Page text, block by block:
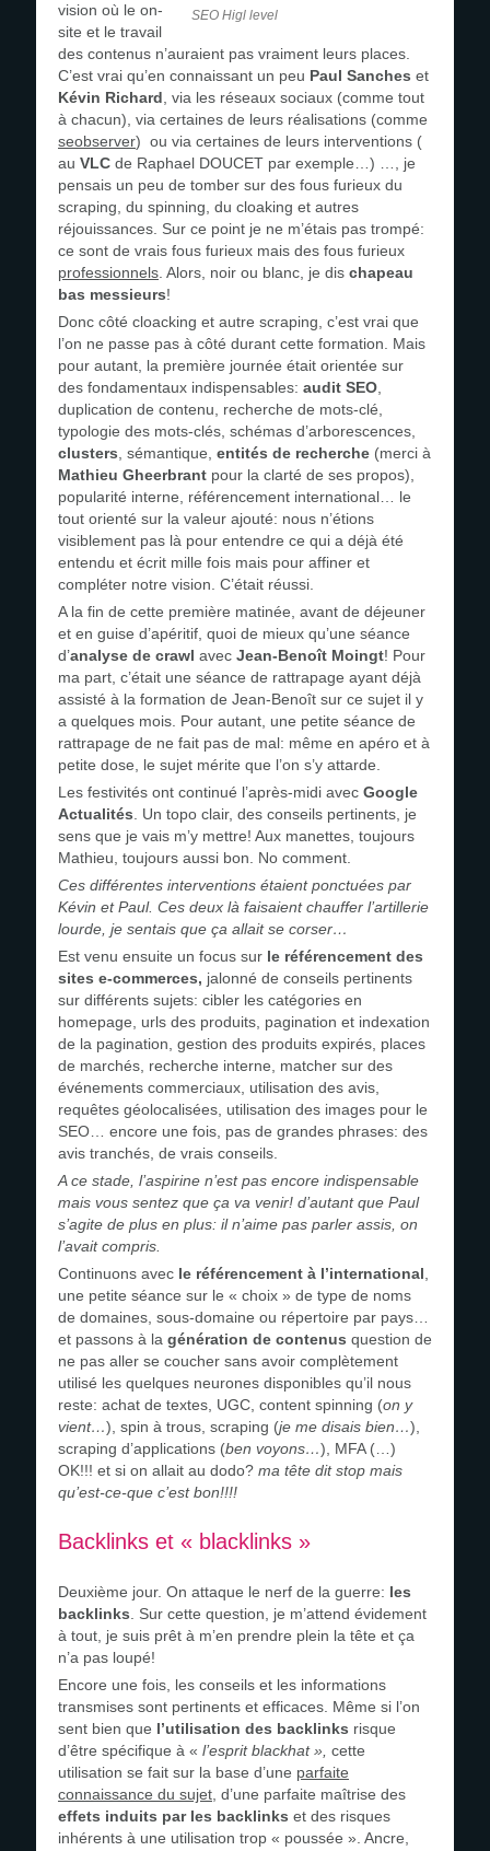
SEO Higl level
vision où le on-
site et le travail
des contenus n’auraient pas vraiment leurs places.
C’est vrai qu’en connaissant un peu Paul Sanches et
Kévin Richard , via les réseaux sociaux (comme tout
à chacun), via certaines de leurs réalisations (comme
seobserver) ou via certaines de leurs interventions (
au VLC de Raphael DOUCET par exemple…) …, je
pensais un peu de tomber sur des fous furieux du
scraping, du spinning, du cloaking et autres
réjouissances. Sur ce point je ne m’étais pas trompé:
ce sont de vrais fous furieux mais des fous furieux
professionnels . Alors, noir ou blanc, je dis chapeau
bas messieurs!
Donc côté cloacking et autre scraping, c’est vrai que
l’on ne passe pas à côté durant cette formation. Mais
pour autant, la première journée était orientée sur
des fondamentaux indispensables: audit SEO
duplication de contenu, recherche de mots-clé,
typologie des mots-clés, schémas d’arborescences,
clusters , sémantique, entités de recherche (merci à
Mathieu Gheerbrant pour la clarté de ses propos),
popularité interne, référencement international… le
tout orienté sur la valeur ajouté: nous n’étions
visiblement pas là pour entendre ce qui a déjà été
entendu et écrit mille fois mais pour affiner et
compléter notre vision. C’était réussi.
A la fin de cette première matinée, avant de déjeuner
et en guise d’apéritif, quoi de mieux qu’une séance
d’analyse de crawl avec Jean-Benoît Moingt! Pour
ma part, c’était une séance de rattrapage ayant déjà
assisté à la formation de Jean-Benoît sur ce sujet il y
a quelques mois. Pour autant, une petite séance de
rattrapage de ne fait pas de mal: même en apéro et à
petite dose, le sujet mérite que l’on s’y attarde.
Les festivités ont continué l’après-midi avec Google
Actualités . Un topo clair, des conseils pertinents, je
sens que je vais m’y mettre! Aux manettes, toujours
Mathieu, toujours aussi bon. No comment.
Ces différentes interventions étaient ponctuées par
Kévin et Paul. Ces deux là faisaient chauffer l’artillerie
lourde, je sentais que ça allait se corser…
Est venu ensuite un focus sur le référencement des
sites e-commerces, jalonné de conseils pertinents
sur différents sujets: cibler les catégories en
homepage, urls des produits, pagination et indexation
de la pagination, gestion des produits expirés, places
de marchés, recherche interne, matcher sur des
événements commerciaux, utilisation des avis,
requêtes géolocalisées, utilisation des images pour le
SEO… encore une fois, pas de grandes phrases: des
avis tranchés, de vrais conseils.
A ce stade, l’aspirine n’est pas encore indispensable
mais vous sentez que ça va venir! d’autant que Paul
s’agite de plus en plus: il n’aime pas parler assis, on
l’avait compris.
Continuons avec le référencement à l’international
une petite séance sur le « choix » de type de noms
de domaines, sous-domaine ou répertoire par pays…
et passons à la génération de contenus question de
ne pas aller se coucher sans avoir complètement
utilisé les quelques neurones disponibles qu’il nous
reste: achat de textes, UGC, content spinning (on y
vient…), spin à trous, scraping (je me disais bien…),
scraping d’applications (ben voyons…), MFA (…)
OK!!! et si on allait au dodo? ma tête dit stop mais
qu’est-ce-que c’est bon!!!!
Backlinks et « blacklinks »
Deuxième jour. On attaque le nerf de la guerre: les
backlinks . Sur cette question, je m’attend évidement
à tout, je suis prêt à m’en prendre plein la tête et ça
n’a pas loupé!
Encore une fois, les conseils et les informations
transmises sont pertinents et efficaces. Même si l’on
sent bien que l’utilisation des backlinks risque
d’être spécifique à « l’esprit blackhat », cette
utilisation se fait sur la base d’une parfaite
connaissance du sujet , d’une parfaite maîtrise des
effets induits par les backlinks et des risques
inhérents à une utilisation trop « poussée ». Ancre,